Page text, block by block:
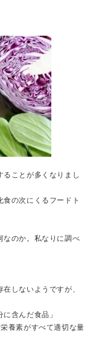
ことが多くなりまし
の次にくるフードト
なのか。私なりに調べ
しないようですが、
含んだ食品」
養素がすべて適切な量